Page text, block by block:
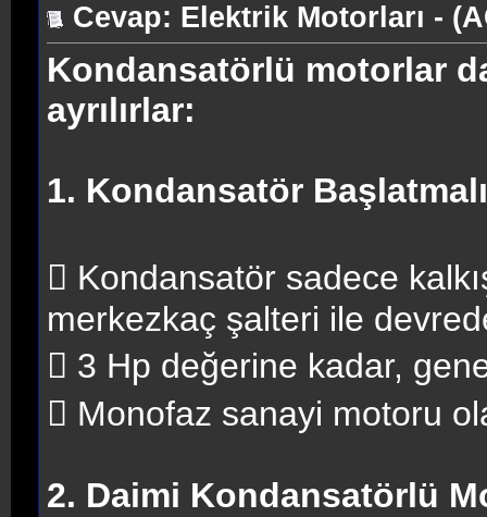
Cevap: Elektrik Motorları -
Kondansatörlü motorlar
ayrılırlar:
1. Kondansatör
 Kondansatör sadece
merkezkaç şalteri ile
 3 Hp değerine kadar,
 Monofaz sanayi motoru
2. Daimi Kondansatörlü